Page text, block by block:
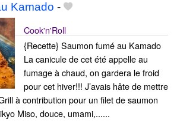
Kamado -
Cook'n'Roll
{Recette} Saumon fumé au Kamado
La canicule de cet été appelle au
fumage à chaud, on gardera le froid
pour cet hiver!!! J’avais hâte de mettre
à contribution pour un filet de saumon
Miso, douce, umami,......